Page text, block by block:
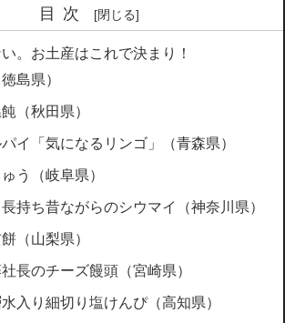
目次
。お土産はこれで決まり！
島県）
（秋田県）
イ「気になるリンゴ」（青森県）
う（岐阜県）
持ち昔ながらのシウマイ（神奈川県）
（山梨県）
長のチーズ饅頭（宮崎県）
入り細切り塩けんぴ（高知県）